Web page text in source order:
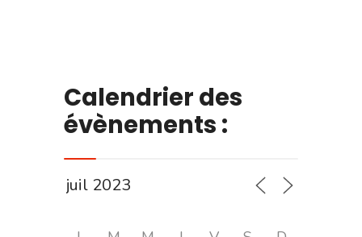
Calendrier des
évènements :